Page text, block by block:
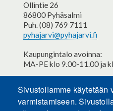
Ollintie 26
86800 Pyhäsalmi
Puh. (08) 769 7111
pyhajarvi@pyhajarvi.fi
Kaupungintalo avoinna:
MA-PE klo 9.00-11.00 ja
Sivustollamme käytetään
varmistamiseen.